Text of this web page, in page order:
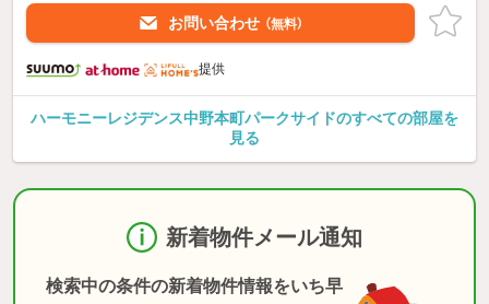
お問い合わせ （無料）
提供
ハーモニーレジデンス中野本町パークサイドのすべての部屋を
見る
新着物件メール通知
検索中の条件の新着物件情報をいち早